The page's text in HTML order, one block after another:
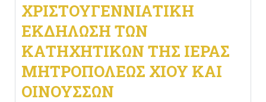
ΧΡΙΣΤΟΥΓΕΝΝΙΆΤΙΚΗ
ΕΚΔΉΛΩΣΗ ΤΩΝ
ΚΑΤΗΧΗΤΙΚΏΝ ΤΗΣ ΙΕΡΆΣ
ΜΗΤΡΟΠΌΛΕΩΣ ΧΊΟΥ ΚΑΙ
ΟΙΝΟΥΣΣΏΝ